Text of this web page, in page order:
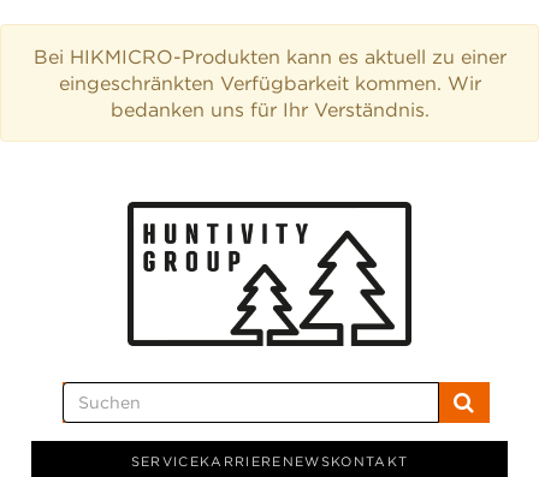
Bei HIKMICRO-Produkten kann es aktuell zu einer
eingeschränkten Verfügbarkeit kommen. Wir
bedanken uns für Ihr Verständnis.
SERVICEKARRIERE NEWSKONTAKT